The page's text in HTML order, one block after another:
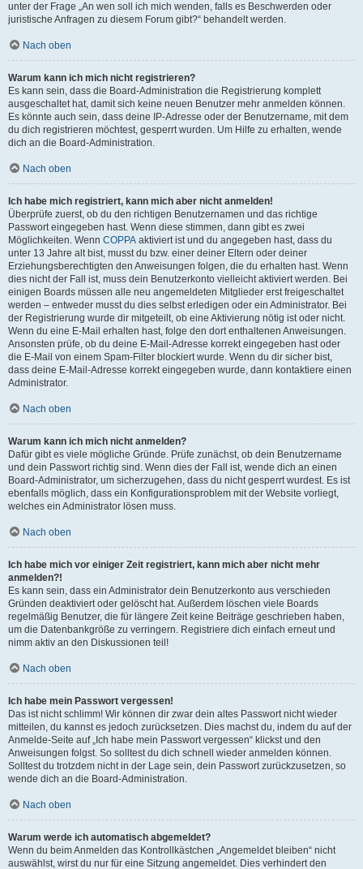
unter der Frage „An wen soll ich mich wenden, falls es Beschwerden oder
juristische Anfragen zu diesem Forum gibt?“ behandelt werden.
Nach oben
Warum kann ich mich nicht registrieren?
Es kann sein, dass die Board-Administration die Registrierung komplett
ausgeschaltet hat, damit sich keine neuen Benutzer mehr anmelden können.
Es könnte auch sein, dass deine IP-Adresse oder der Benutzername, mit dem
du dich registrieren möchtest, gesperrt wurden. Um Hilfe zu erhalten, wende
dich an die Board-Administration.
Nach oben
Ich habe mich registriert, kann mich aber nicht anmelden!
Überprüfe zuerst, ob du den richtigen Benutzernamen und das richtige
Passwort eingegeben hast. Wenn diese stimmen, dann gibt es zwei
Möglichkeiten. Wenn COPPA aktiviert ist und du angegeben hast, dass du
unter 13 Jahre alt bist, musst du bzw. einer deiner Eltern oder deiner
Erziehungsberechtigten den Anweisungen folgen, die du erhalten hast. Wenn
dies nicht der Fall ist, muss dein Benutzerkonto vielleicht aktiviert werden. Bei
einigen Boards müssen alle neu angemeldeten Mitglieder erst freigeschaltet
werden – entweder musst du dies selbst erledigen oder ein Administrator. Bei
der Registrierung wurde dir mitgeteilt, ob eine Aktivierung nötig ist oder nicht.
Wenn du eine E-Mail erhalten hast, folge den dort enthaltenen Anweisungen.
Ansonsten prüfe, ob du deine E-Mail-Adresse korrekt eingegeben hast oder
die E-Mail von einem Spam-Filter blockiert wurde. Wenn du dir sicher bist,
dass deine E-Mail-Adresse korrekt eingegeben wurde, dann kontaktiere einen
Administrator.
Nach oben
Warum kann ich mich nicht anmelden?
Dafür gibt es viele mögliche Gründe. Prüfe zunächst, ob dein Benutzername
und dein Passwort richtig sind. Wenn dies der Fall ist, wende dich an einen
Board-Administrator, um sicherzugehen, dass du nicht gesperrt wurdest. Es ist
ebenfalls möglich, dass ein Konfigurationsproblem mit der Website vorliegt,
welches ein Administrator lösen muss.
Nach oben
Ich habe mich vor einiger Zeit registriert, kann mich aber nicht mehr
anmelden?!
Es kann sein, dass ein Administrator dein Benutzerkonto aus verschieden
Gründen deaktiviert oder gelöscht hat. Außerdem löschen viele Boards
regelmäßig Benutzer, die für längere Zeit keine Beiträge geschrieben haben,
um die Datenbankgröße zu verringern. Registriere dich einfach erneut und
nimm aktiv an den Diskussionen teil!
Nach oben
Ich habe mein Passwort vergessen!
Das ist nicht schlimm! Wir können dir zwar dein altes Passwort nicht wieder
mitteilen, du kannst es jedoch zurücksetzen. Dies machst du, indem du auf der
Anmelde-Seite auf „Ich habe mein Passwort vergessen“ klickst und den
Anweisungen folgst. So solltest du dich schnell wieder anmelden können.
Solltest du trotzdem nicht in der Lage sein, dein Passwort zurückzusetzen, so
wende dich an die Board-Administration.
Nach oben
Warum werde ich automatisch abgemeldet?
Wenn du beim Anmelden das Kontrollkästchen „Angemeldet bleiben“ nicht
auswählst, wirst du nur für eine Sitzung angemeldet. Dies verhindert den